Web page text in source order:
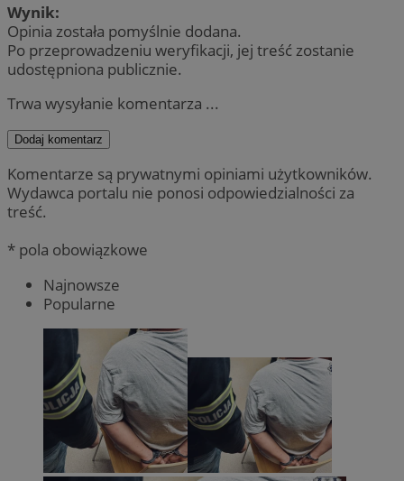
Wynik:
Opinia została pomyślnie dodana.
Po przeprowadzeniu weryfikacji, jej treść zostanie
udostępniona publicznie.
Trwa wysyłanie komentarza ...
Dodaj komentarz
Komentarze są prywatnymi opiniami użytkowników.
Wydawca portalu nie ponosi odpowiedzialności za
treść.
* pola obowiązkowe
Najnowsze
Popularne